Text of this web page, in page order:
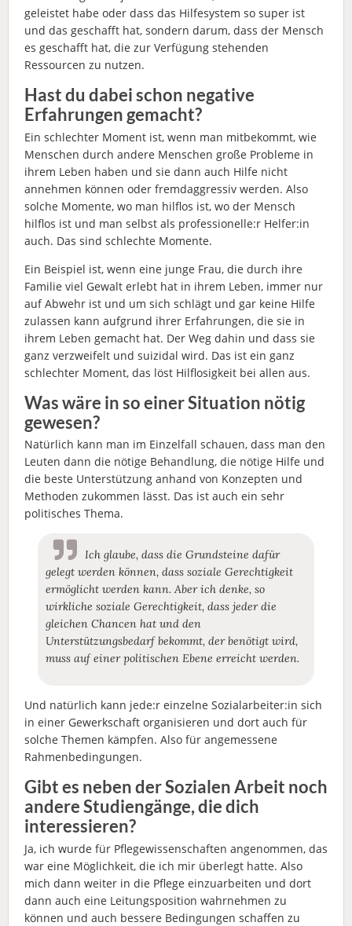
geleistet habe oder dass das Hilfesystem so super ist
und das geschafft hat, sondern darum, dass der Mensch
es geschafft hat, die zur Verfügung stehenden
Ressourcen zu nutzen.
Hast du dabei schon negative
Erfahrungen gemacht?
Ein schlechter Moment ist, wenn man mitbekommt, wie
Menschen durch andere Menschen große Probleme in
ihrem Leben haben und sie dann auch Hilfe nicht
annehmen können oder fremdaggressiv werden. Also
solche Momente, wo man hilflos ist, wo der Mensch
hilflos ist und man selbst als professionelle:r Helfer:in
auch. Das sind schlechte Momente.
Ein Beispiel ist, wenn eine junge Frau, die durch ihre
Familie viel Gewalt erlebt hat in ihrem Leben, immer nur
auf Abwehr ist und um sich schlägt und gar keine Hilfe
zulassen kann aufgrund ihrer Erfahrungen, die sie in
ihrem Leben gemacht hat. Der Weg dahin und dass sie
ganz verzweifelt und suizidal wird. Das ist ein ganz
schlechter Moment, das löst Hilflosigkeit bei allen aus.
Was wäre in so einer Situation nötig
gewesen?
Natürlich kann man im Einzelfall schauen, dass man den
Leuten dann die nötige Behandlung, die nötige Hilfe und
die beste Unterstützung anhand von Konzepten und
Methoden zukommen lässt. Das ist auch ein sehr
politisches Thema.
Ich glaube, dass die Grundsteine dafür
gelegt werden können, dass soziale Gerechtigkeit
ermöglicht werden kann. Aber ich denke, so
wirkliche soziale Gerechtigkeit, dass jeder die
gleichen Chancen hat und den
Unterstützungsbedarf bekommt, der benötigt wird,
muss auf einer politischen Ebene erreicht werden.
Und natürlich kann jede:r einzelne Sozialarbeiter:in sich
in einer Gewerkschaft organisieren und dort auch für
solche Themen kämpfen. Also für angemessene
Rahmenbedingungen.
Gibt es neben der Sozialen Arbeit noch
andere Studiengänge, die dich
interessieren?
Ja, ich wurde für Pflegewissenschaften angenommen, das
war eine Möglichkeit, die ich mir überlegt hatte. Also
mich dann weiter in die Pflege einzuarbeiten und dort
dann auch eine Leitungsposition wahrnehmen zu
können und auch bessere Bedingungen schaffen zu